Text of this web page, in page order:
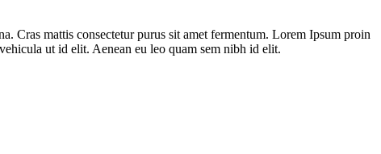
Cras mattis consectetur purus sit amet fermentum. Lorem Ipsum proin
ut id elit. Aenean eu leo quam sem nibh id elit.